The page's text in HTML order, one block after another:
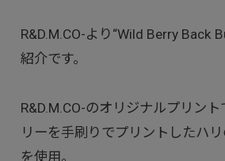
R&D.M.CO-より“Wild Berry Back
紹介です。
R&D.M.CO-のオリジナルプリン
リーを手刷りでプリントしたハ
を使用。